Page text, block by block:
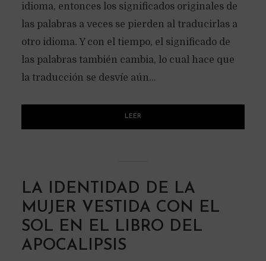
idioma, entonces los significados originales de
las palabras a veces se pierden al traducirlas a
otro idioma. Y con el tiempo, el significado de
las palabras también cambia, lo cual hace que
la traducción se desvíe aún...
LEER
LA IDENTIDAD DE LA
MUJER VESTIDA CON EL
SOL EN EL LIBRO DEL
APOCALIPSIS